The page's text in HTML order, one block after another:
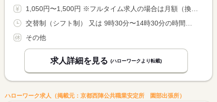
1,050円〜1,500円 ※フルタイム求人の場合は月額（換算額）、パート求人の場合は時間額を表示しています。
その他
求人詳細を見る (ハローワークより転載)
ハローワーク求人（掲載元：京都西陣公共職業安定所 園部出張所）